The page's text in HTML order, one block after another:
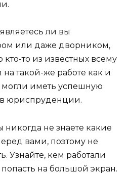
ли вы
или даже дворником,
кто-то из известных всему
такой-же работе как и
иметь успешную
юриспруденции.
не знаете какие
вами, поэтому не
Узнайте, кем работали
на большой экран.